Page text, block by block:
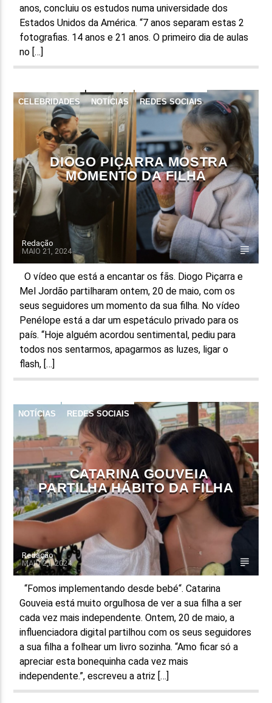
anos, concluiu os estudos numa universidade dos
Estados Unidos da América. “7 anos separam estas 2
fotografias. 14 anos e 21 anos. O primeiro dia de aulas
no […]
CELEBRIDADES NOTÍCIAS REDES SOCIAIS
DIOGO PIÇARRA MOSTRA
MOMENTO DA FILHA
Redação
MAIO 21, 2024
O vídeo que está a encantar os fãs. Diogo Piçarra e
Mel Jordão partilharam ontem, 20 de maio, com os
seus seguidores um momento da sua filha. No vídeo
Penélope está a dar um espetáculo privado para os
país. “Hoje alguém acordou sentimental, pediu para
todos nos sentarmos, apagarmos as luzes, ligar o
flash, […]
NOTÍCIAS REDES SOCIAIS
CATARINA GOUVEIA
PARTILHA HÁBITO DA FILHA
Redação
MAIO 21, 2024
“Fomos implementando desde bebé“. Catarina
Gouveia está muito orgulhosa de ver a sua filha a ser
cada vez mais independente. Ontem, 20 de maio, a
influenciadora digital partilhou com os seus seguidores
a sua filha a folhear um livro sozinha. “Amo ficar só a
apreciar esta bonequinha cada vez mais
independente.”, escreveu a atriz […]